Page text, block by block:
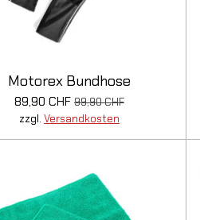
Motorex Bundhose
89,90 CHF 99,90 CHF
zzgl. Versandkosten